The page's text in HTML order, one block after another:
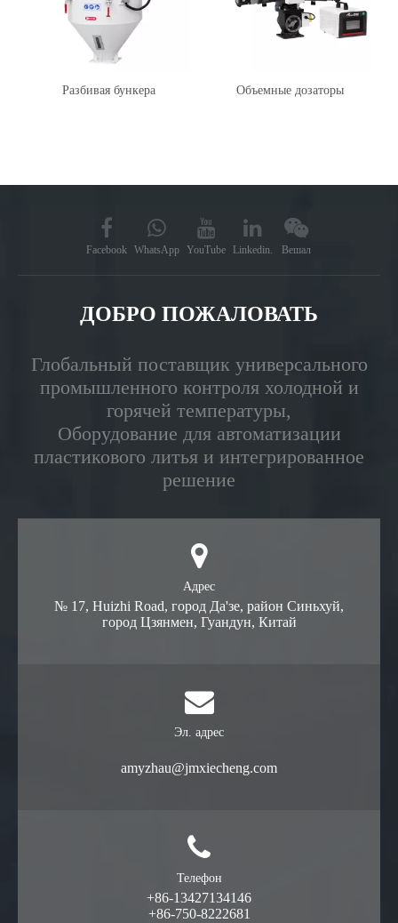
Разбивая бункера Объемные дозаторы
Facebook WhatsApp YouTube Linkedin. Вешал
ДОБРО ПОЖАЛОВАТЬ
Глобальный поставщик универсального
промышленного контроля холодной и
горячей температуры,
Оборудование для автоматизации
пластикового литья и интегрированное
решение
Адрес
№ 17, Huizhi Road, город Да'зе, район Синьхуй,
город Цзянмен, Гуандун, Китай
Эл. адрес
amyzhau@jmxiecheng.com
Телефон
+86-13427134146
+86-750-8222681